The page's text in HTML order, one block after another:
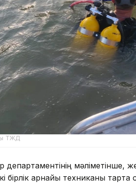
ТЖД
департаментінің мәліметінше,
бірлік арнайы техниканы